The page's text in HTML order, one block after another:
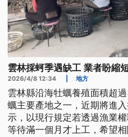
雲林採蚵季遇缺工 業者盼縮
2026/4/8 12:34 地方
雲林縣沿海牡蠣養殖面積超
蠣主要產地之一，近期將進
示，以現行規定若透過漁業
等待滿一個月才上工，希望